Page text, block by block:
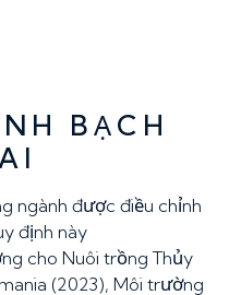
BẠCH
ngành được điều chỉnh
định này
cho Nuôi trồng Thủy
(2023), Môi trường